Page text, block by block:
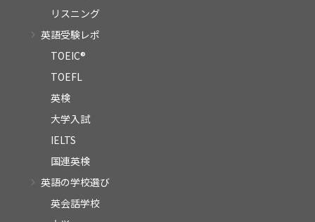
リスニング
英語受験レポ
TOEIC®
TOEFL
英検
大学入試
IELTS
国連英検
英語の学校選び
英会話学校